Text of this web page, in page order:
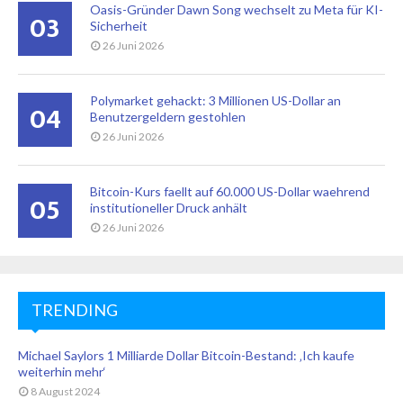
03
Oasis-Gründer Dawn Song wechselt zu Meta für KI-
Sicherheit
26 Juni 2026
04
Polymarket gehackt: 3 Millionen US-Dollar an
Benutzergeldern gestohlen
26 Juni 2026
05
Bitcoin-Kurs faellt auf 60.000 US-Dollar waehrend
institutioneller Druck anhält
26 Juni 2026
TRENDING
Michael Saylors 1 Milliarde Dollar Bitcoin-Bestand: ‚Ich kaufe
weiterhin mehr‘
8 August 2024